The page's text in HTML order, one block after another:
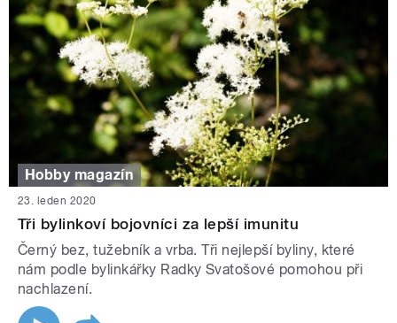
Hobby magazín
23. leden 2020
Tři bylinkoví bojovníci za lepší imunitu
Černý bez, tužebník a vrba. Tři nejlepší byliny, které
nám podle bylinkářky Radky Svatošové pomohou při
nachlazení.